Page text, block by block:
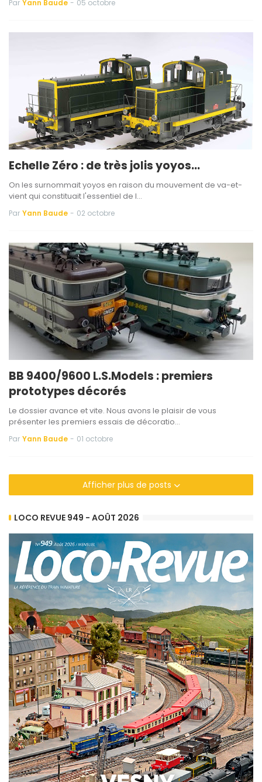
Par Yann Baude - 05 octobre
Echelle Zéro : de très jolis yoyos...
On les surnommait yoyos en raison du mouvement de va-et-
vient qui constituait l'essentiel de l…
Par Yann Baude - 02 octobre
BB 9400/9600 L.S.Models : premiers
prototypes décorés
Le dossier avance et vite. Nous avons le plaisir de vous
présenter les premiers essais de décoratio…
Par Yann Baude - 01 octobre
Afficher plus de posts
LOCO REVUE 949 - AOÛT 2026